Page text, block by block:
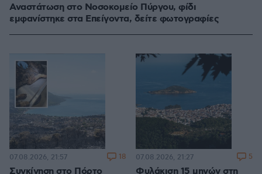
Αναστάτωση στο Νοσοκομείο Πύργου, φίδι
εμφανίστηκε στα Επείγοντα, δείτε φωτογραφίες
Συγκίνηση στο Πόρτο
07.08.2026, 21:57 18
Φυλάκιση 15 μηνών στη
07.08.2026, 21:27 5